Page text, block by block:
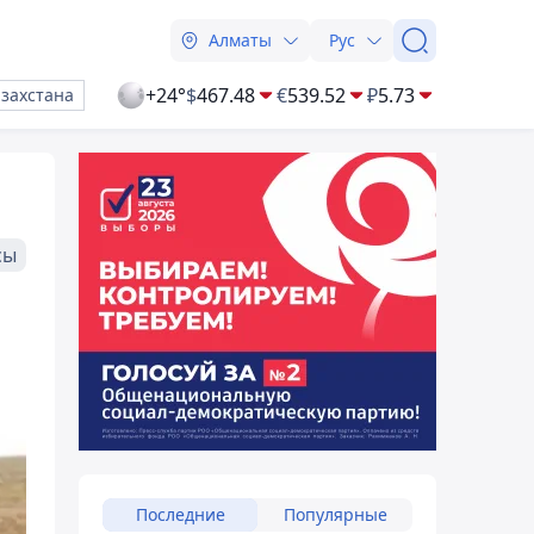
Алматы Рус
+24°$467.48 €539.52 ₽5.73
Последние Популярные